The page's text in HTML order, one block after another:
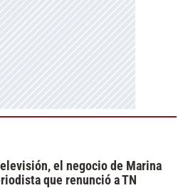
el negocio de Marina
que renunció a TN